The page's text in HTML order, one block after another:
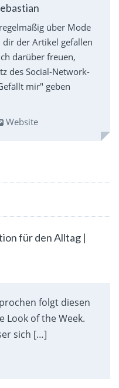
über Mode
dir der Artikel gefallen
darüber freuen,
des Social-Network-
mir" geben
Website
für den Alltag |
folgt diesen
Look of the Week.
sich […]